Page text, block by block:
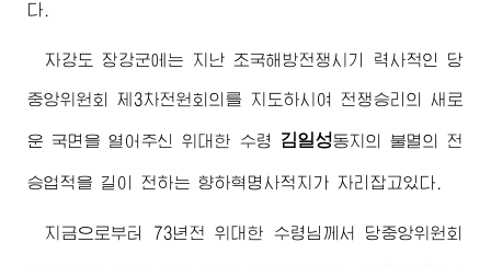
다.
자강도 장강군에는 지난 조국해방전쟁시기 력사적인 당
중앙위원회 제3차전원회의를 지도하시여 전쟁승리의 새로
운 국면을 열어주신위대한 수령 김일성동지 의 불멸의 전
승업적을 길이 전하는 향하혁명사적지가 자리잡고있다.
지금으로부터 73년전 위대한 수령님께서 당중앙위원회